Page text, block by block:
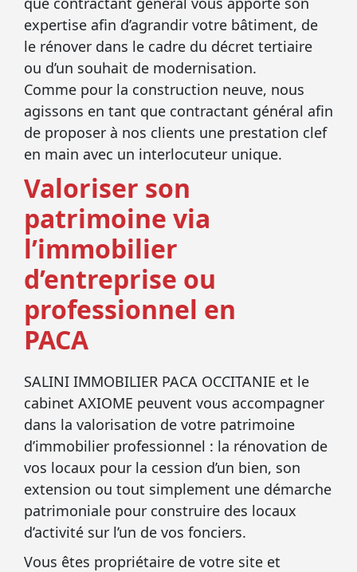
expertise afin d’agrandir votre bâtiment, de
le rénover dans le cadre du décret tertiaire
ou d’un souhait de modernisation.
Comme pour la construction neuve, nous
agissons en tant que contractant général afin
de proposer à nos clients une prestation clef
en main avec un interlocuteur unique.
Valoriser son
patrimoine via
l’immobilier
d’entreprise ou
professionnel en
PACA
SALINI IMMOBILIER PACA OCCITANIE et le
cabinet AXIOME peuvent vous accompagner
dans la valorisation de votre patrimoine
d’immobilier professionnel : la rénovation de
vos locaux pour la cession d’un bien, son
extension ou tout simplement une démarche
patrimoniale pour construire des locaux
d’activité sur l’un de vos fonciers.
Vous êtes propriétaire de votre site et